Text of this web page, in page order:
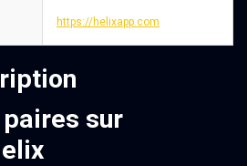
https://helixapp.com
sur